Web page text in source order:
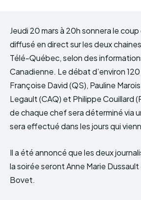
Jeudi 20 mars à 20h sonnera le coup
diffusé en direct sur les deux
Télé-Québec, selon des
Canadienne. Le débat d’environ
Françoise David (QS), Pauline
Legault (CAQ) et Philippe Couillard
de chaque chef sera déterminé via
sera effectué dans les jours qui
Il a été annoncé que les deux
la soirée seront Anne Marie
Bovet.